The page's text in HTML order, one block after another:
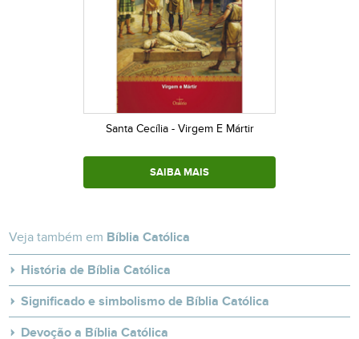
Santa Cecília - Virgem E Mártir
SAIBA MAIS
Veja também em Bíblia Católica
História de Bíblia Católica
Significado e simbolismo de Bíblia Católica
Devoção a Bíblia Católica